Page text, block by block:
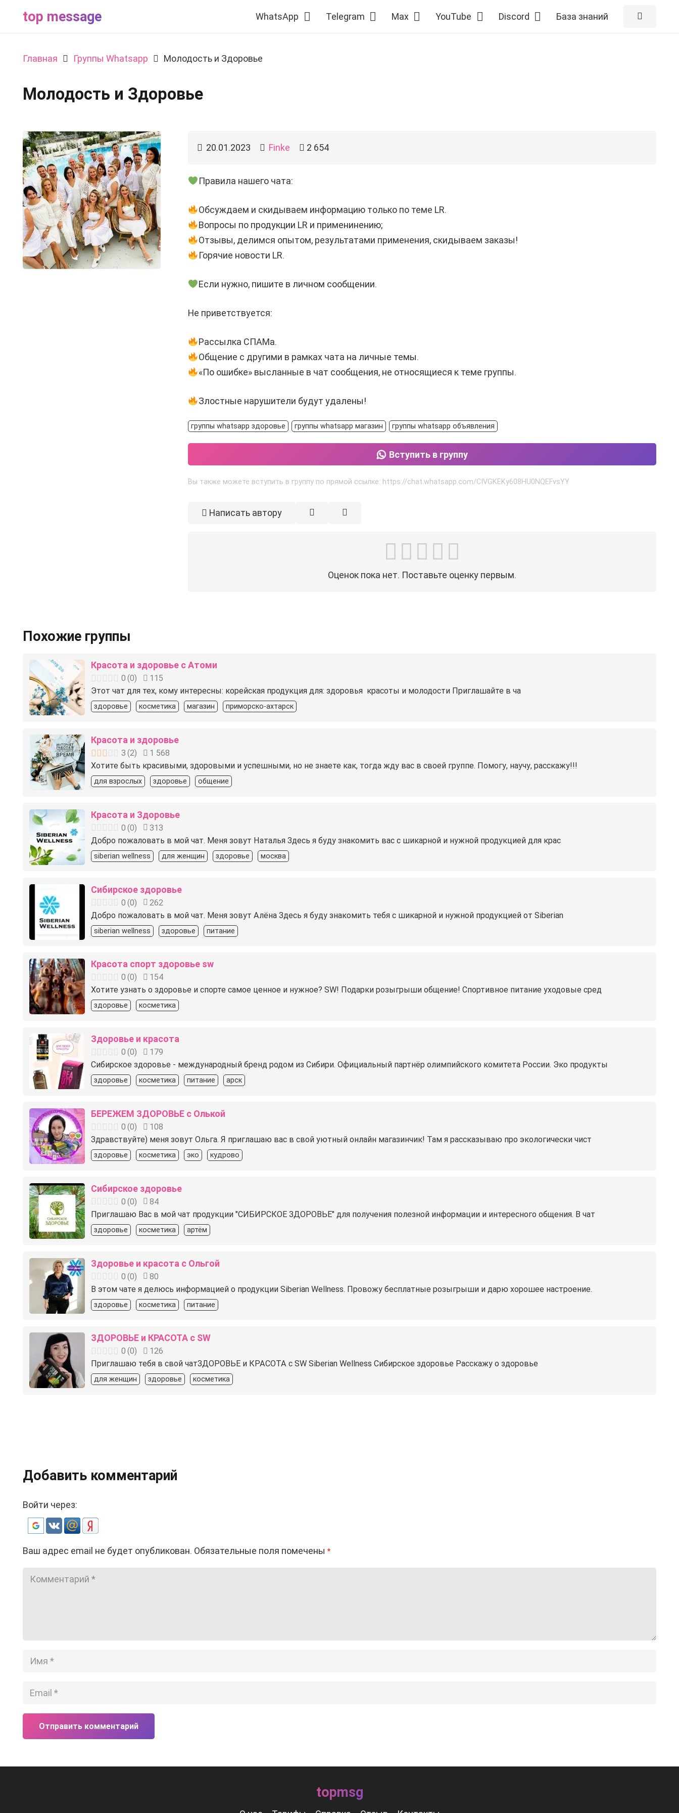
top message WhatsApp Telegram Max YouTube Discord База знаний
Главная Группы Whatsapp Молодость и Здоровье
Молодость и Здоровье
20.01.2023 Finke 2 654
Правила нашего чата:
Обсуждаем и скидываем информацию только по теме LR.
Вопросы по продукции LR и применинению;
Отзывы, делимся опытом, результатами применения, скидываем заказы!
Горячие новости LR.
Если нужно, пишите в личном сообщении.
Не приветствуется:
Рассылка СПАМа.
Общение с другими в рамках чата на личные темы.
«По ошибке» высланные в чат сообщения, не относящиеся к теме группы.
Злостные нарушители будут удалены!
группы whatsapp здоровье группы whatsapp магазин группы whatsapp объявления
Вступить в группу
Вы также можете вступить в группу по прямой ссылке: https://chat.whatsapp.com/CIVGKEKy608HU0NQEFvsYY
Написать автору
Оценок пока нет. Поставьте оценку первым.
Похожие группы
Красота и здоровье с Атоми
0 (0)
115
Этот чат для тех, кому интересны: корейская продукция для: здоровья ‍ красоты и молодости Приглашайте в ча
здоровье косметика магазин приморско-ахтарск
Красота и здоровье
3 (2)
1 568
Хотите быть красивыми, здоровыми и успешными, но не знаете как, тогда жду вас в своей группе. Помогу, научу, расскажу!!!
для взрослых здоровье общение
Красота и Здоровье
0 (0)
313
Добро пожаловать в мой чат. Меня зовут Наталья Здесь я буду знакомить вас с шикарной и нужной продукцией для крас
siberian wellness для женщин здоровье москва
Сибирское здоровье
0 (0)
262
Добро пожаловать в мой чат. Меня зовут Алёна Здесь я буду знакомить тебя с шикарной и нужной продукцией от Siberian
siberian wellness здоровье питание
Красота спорт здоровье sw
0 (0)
154
Хотите узнать о здоровье и спорте самое ценное и нужное? SW! Подарки розыгрыши общение! Спортивное питание уходовые сред
здоровье косметика
Здоровье и красота
0 (0)
179
Сибирское здоровье - международный бренд родом из Сибири. Официальный партнёр олимпийского комитета России. Эко продукты
здоровье косметика питание арск
БЕРЕЖЕМ ЗДОРОВЬЕ с Олькой
0 (0)
108
Здравствуйте) меня зовут Ольга. Я приглашаю вас в свой уютный онлайн магазинчик! Там я рассказываю про экологически чист
здоровье косметика эко кудрово
Сибирское здоровье
0 (0)
84
Приглашаю Вас в мой чат продукции "СИБИРСКОЕ ЗДОРОВЬЕ" для получения полезной информации и интересного общения. В чат
здоровье косметика артём
Здоровье и красота с Ольгой
0 (0)
80
В этом чате я делюсь информацией о продукции Siberian Wellness. Провожу бесплатные розыгрыши и дарю хорошее настроение.
здоровье косметика питание
ЗДОРОВЬЕ и КРАСОТА c SW
0 (0)
126
Приглашаю тебя в свой чатЗДОРОВЬЕ и КРАСОТА c SW Siberian Wellness Сибирское здоровье Расскажу о здоровье
для женщин здоровье косметика
Добавить комментарий
Войти через:
Ваш адрес email не будет опубликован. Обязательные поля помечены *
Отправить комментарий
topmsg